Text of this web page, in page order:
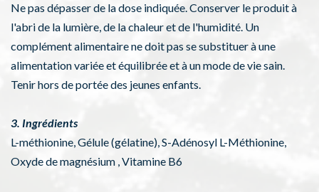
Ne pas dépasser de la dose indiquée. Conserver le produit à
l'abri de la lumière, de la chaleur et de l'humidité. Un
complément alimentaire ne doit pas se substituer à une
alimentation variée et équilibrée et à un mode de vie sain.
Tenir hors de portée des jeunes enfants.
3. Ingrédients
L-méthionine, Gélule (gélatine), S-Adénosyl L-Méthionine,
Oxyde de magnésium , Vitamine B6